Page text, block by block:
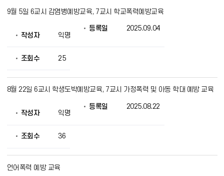
9월 5일 6교시 감염병예방교육, 7교시 학교폭력예방교육
작성자 익명
등록일 2025.09.04
조회수 25
8월 22일 6교시 학생도박예방교육, 7교시 가정폭력 및 아동 학대 예방 교육
작성자 익명
등록일 2025.08.22
조회수 36
언어폭력 예방 교육